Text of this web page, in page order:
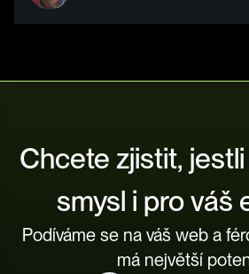
Chcete zjistit,
smysl i pro váš
Podíváme se na váš web a
má největší